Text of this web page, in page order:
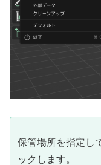
保管場所を指定し
ックします。